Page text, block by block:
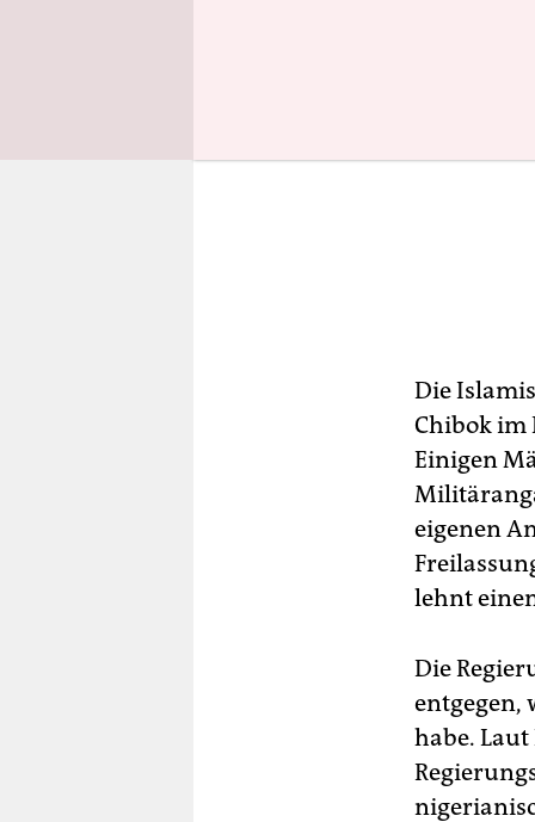
Die
Chibok im
Einigen
eigenen
lehnt
Die
entgegen,
habe.